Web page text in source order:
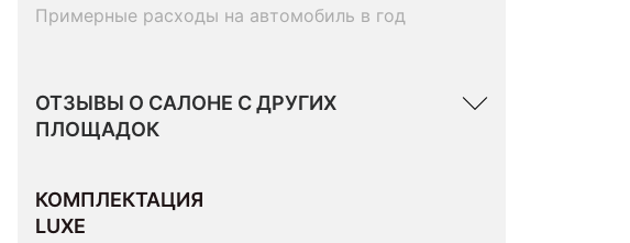
Примерные расходы на автомобиль в год
ОТЗЫВЫ О САЛОНЕ С ДРУГИХ
ПЛОЩАДОК
КОМПЛЕКТАЦИЯ
LUXE